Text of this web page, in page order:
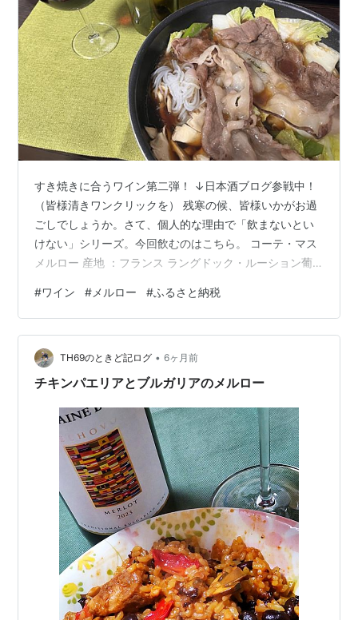
すき焼きに合うワイン第二弾！ ↓日本酒ブログ参戦中！
（皆様清きワンクリックを） 残寒の候、皆様いかがお過
ごしでしょうか。さて、個人的な理由で「飲まないとい
けない」シリーズ。今回飲むのはこちら。 コーテ・マス
メルロー 産地 ：フランス ラングドック・ルーション葡
入しましたが、せっかくなので... グラスに注ぐと、紫が
かったガーネット色。若々しさがありつつ、しっかりと
した成熟感も感じられます。香りは華やかで、ブラック
チェリーやコーヒーのようなニュアンス。さらに樽由来
の、ほんのり甘い香りも楽しめます。口に含むと、酸味
#ワイン # メルロー #ふるさと納税
TH69のときど記ログ • 6ヶ月前
チキンパエリアとブルガリアのメルロー